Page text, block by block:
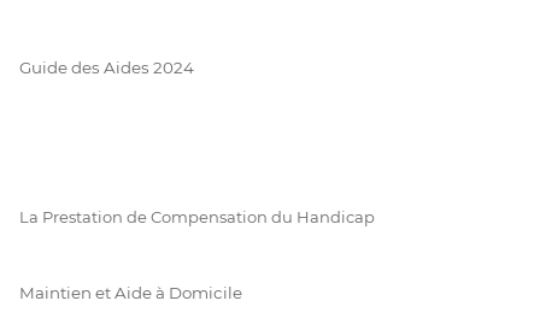
Guide des Aides 2024
La Prestation de Compensation du Handicap
Maintien et Aide à Domicile